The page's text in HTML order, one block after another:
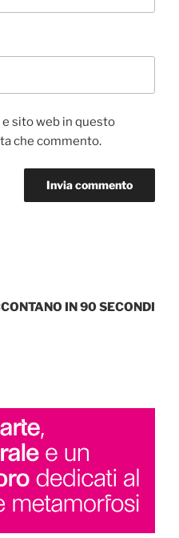
e sito web in questo
che commento.
IN 90 SECONDI